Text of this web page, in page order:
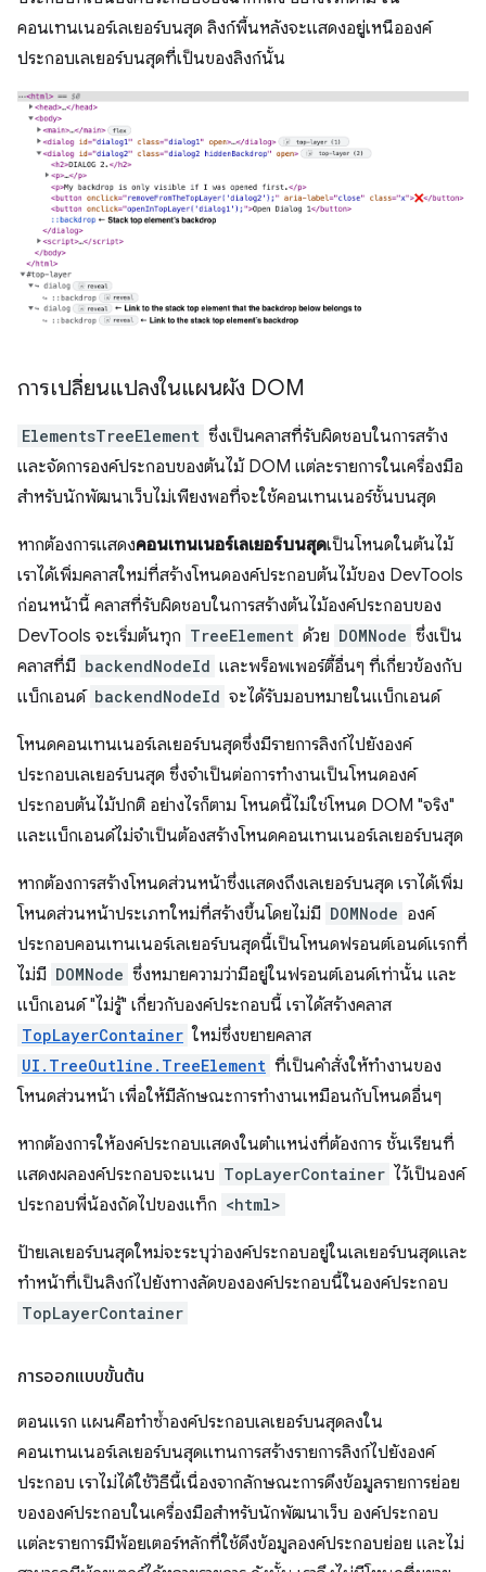
คอนเทนเนอร์เลเยอร์บนสุด ลิงก์พื้นหลังจะแสดงอยู่เหนือองค์
ประกอบเลเยอร์บนสุดที่เป็นของลิงก์นั้น
การเปลี่ยนแปลงในแผนผัง DOM
ElementsTreeElement ซึ่งเป็นคลาสที่รับผิดชอบในการสร้าง
และจัดการองค์ประกอบของต้นไม้ DOM แต่ละรายการในเครื่องมือ
สำหรับนักพัฒนาเว็บไม่เพียงพอที่จะใช้คอนเทนเนอร์ชั้นบนสุด
หากต้องการแสดงคอนเทนเนอร์เลเยอร์บนสุดเป็นโหนดในต้นไม้
เราได้เพิ่มคลาสใหม่ที่สร้างโหนดองค์ประกอบต้นไม้ของ DevTools
ก่อนหน้านี้ คลาสที่รับผิดชอบในการสร้างต้นไม้องค์ประกอบของ
DevTools จะเริ่มต้นทุก TreeElement ด้วย DOMNode ซึ่งเป็น
คลาสที่มี backendNodeId และพร็อพเพอร์ตี้อื่นๆ ที่เกี่ยวข้องกับ
แบ็กเอนด์ backendNodeId จะได้รับมอบหมายในแบ็กเอนด์
โหนดคอนเทนเนอร์เลเยอร์บนสุดซึ่งมีรายการลิงก์ไปยังองค์
ประกอบเลเยอร์บนสุด ซึ่งจําเป็นต่อการทำงานเป็นโหนดองค์
ประกอบต้นไม้ปกติ อย่างไรก็ตาม โหนดนี้ไม่ใช่โหนด DOM "จริง"
และแบ็กเอนด์ไม่จําเป็นต้องสร้างโหนดคอนเทนเนอร์เลเยอร์บนสุด
หากต้องการสร้างโหนดส่วนหน้าซึ่งแสดงถึงเลเยอร์บนสุด เราได้เพิ่ม
โหนดส่วนหน้าประเภทใหม่ที่สร้างขึ้นโดยไม่มี DOMNode องค์
ประกอบคอนเทนเนอร์เลเยอร์บนสุดนี้เป็นโหนดฟรอนต์เอนด์แรกที่
ไม่มี DOMNode ซึ่งหมายความว่ามีอยู่ในฟรอนต์เอนด์เท่านั้น และ
แบ็กเอนด์ "ไม่รู้" เกี่ยวกับองค์ประกอบนี้ เราได้สร้างคลาส
TopLayerContainer ใหม่ซึ่งขยายคลาส
UI.TreeOutline.TreeElement ที่เป็นคําสั่งให้ทํางานของ
โหนดส่วนหน้า เพื่อให้มีลักษณะการทํางานเหมือนกับโหนดอื่นๆ
หากต้องการให้องค์ประกอบแสดงในตำแหน่งที่ต้องการ ชั้นเรียนที่
แสดงผลองค์ประกอบจะแนบ TopLayerContainer ไว้เป็นองค์
ประกอบพี่น้องถัดไปของแท็ก <html>
ป้ายเลเยอร์บนสุดใหม่จะระบุว่าองค์ประกอบอยู่ในเลเยอร์บนสุดและ
ทำหน้าที่เป็นลิงก์ไปยังทางลัดขององค์ประกอบนี้ในองค์ประกอบ
TopLayerContainer
การออกแบบขั้นต้น
ตอนแรก แผนคือทำซ้ำองค์ประกอบเลเยอร์บนสุดลงใน
คอนเทนเนอร์เลเยอร์บนสุดแทนการสร้างรายการลิงก์ไปยังองค์
ประกอบ เราไม่ได้ใช้วิธีนี้เนื่องจากลักษณะการดึงข้อมูลรายการย่อย
ขององค์ประกอบในเครื่องมือสำหรับนักพัฒนาเว็บ องค์ประกอบ
แต่ละรายการมีพ้อยเตอร์หลักที่ใช้ดึงข้อมูลองค์ประกอบย่อย และไม่